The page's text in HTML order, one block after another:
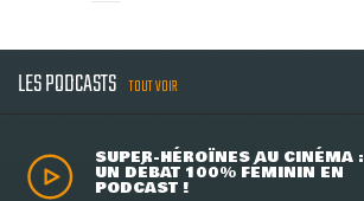
LES PODCASTS TOUT VOIR
SUPER-HÉROÏNES AU CINÉMA :
UN DÉBAT 100% FÉMININ EN
PODCAST !